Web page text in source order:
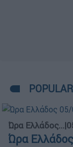
Ώρα Ελλάδος...|
Ώρα